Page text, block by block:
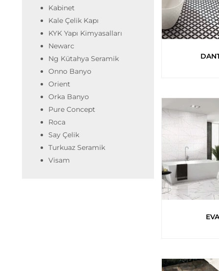
Kabinet
Kale Çelik Kapı
KYK Yapı Kimyasalları
Newarc
Ng Kütahya Seramik
Onno Banyo
Orient
Orka Banyo
Pure Concept
Roca
Say Çelik
Turkuaz Seramik
Visam
EVA